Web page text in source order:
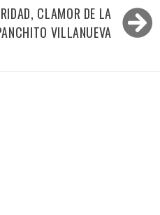
CLAMOR DE LA
VILLANUEVA